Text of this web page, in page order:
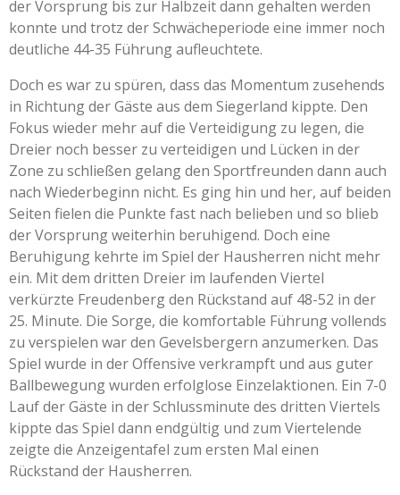
der Vorsprung bis zur Halbzeit dann gehalten werden
konnte und trotz der Schwächeperiode eine immer noch
deutliche 44-35 Führung aufleuchtete.
Doch es war zu spüren, dass das Momentum zusehends
in Richtung der Gäste aus dem Siegerland kippte. Den
Fokus wieder mehr auf die Verteidigung zu legen, die
Dreier noch besser zu verteidigen und Lücken in der
Zone zu schließen gelang den Sportfreunden dann auch
nach Wiederbeginn nicht. Es ging hin und her, auf beiden
Seiten fielen die Punkte fast nach belieben und so blieb
der Vorsprung weiterhin beruhigend. Doch eine
Beruhigung kehrte im Spiel der Hausherren nicht mehr
ein. Mit dem dritten Dreier im laufenden Viertel
verkürzte Freudenberg den Rückstand auf 48-52 in der
25. Minute. Die Sorge, die komfortable Führung vollends
zu verspielen war den Gevelsbergern anzumerken. Das
Spiel wurde in der Offensive verkrampft und aus guter
Ballbewegung wurden erfolglose Einzelaktionen. Ein 7-0
Lauf der Gäste in der Schlussminute des dritten Viertels
kippte das Spiel dann endgültig und zum Viertelende
zeigte die Anzeigentafel zum ersten Mal einen
Rückstand der Hausherren.